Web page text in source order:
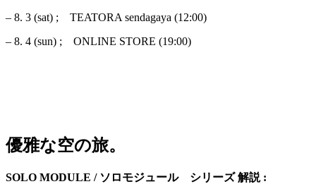
– 8. 3 (sat) ; TEATORA sendagaya (12:00)
– 8. 4 (sun) ; ONLINE STORE (19:00)
優雅な空の旅。
SOLO MODULE / ソロモジュール シリーズ 解説 :